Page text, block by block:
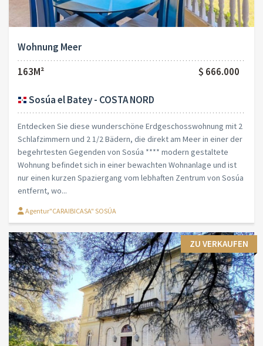
Wohnung Meer
163M²
$ 666.000
Sosúa el Batey - COSTA NORD
Entdecken Sie diese wunderschöne Erdgeschosswohnung mit 2
Schlafzimmern und 2 1/2 Bädern, die direkt am Meer in einer der
begehrtesten Gegenden von Sosúa **** modern gestaltete
Wohnung befindet sich in einer bewachten Wohnanlage und ist
nur einen kurzen Spaziergang vom lebhaften Zentrum von Sosúa
entfernt, wo...
Agentur"CARAIBICASA" SOSÚA
ZU VERKAUFEN